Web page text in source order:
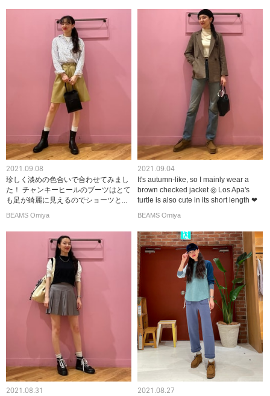
2021.09.08
珍しく淡めの色合いで合わせてみまし
た！ チャンキーヒールのブーツはとて
も足が綺麗に見えるのでショーツと...
BEAMS Omiya
2021.09.04
It's autumn-like, so I mainly wear a
brown checked jacket ◎ Los Apa's
turtle is also cute in its short length ❤︎
BEAMS Omiya
2021.08.31 2021.08.27